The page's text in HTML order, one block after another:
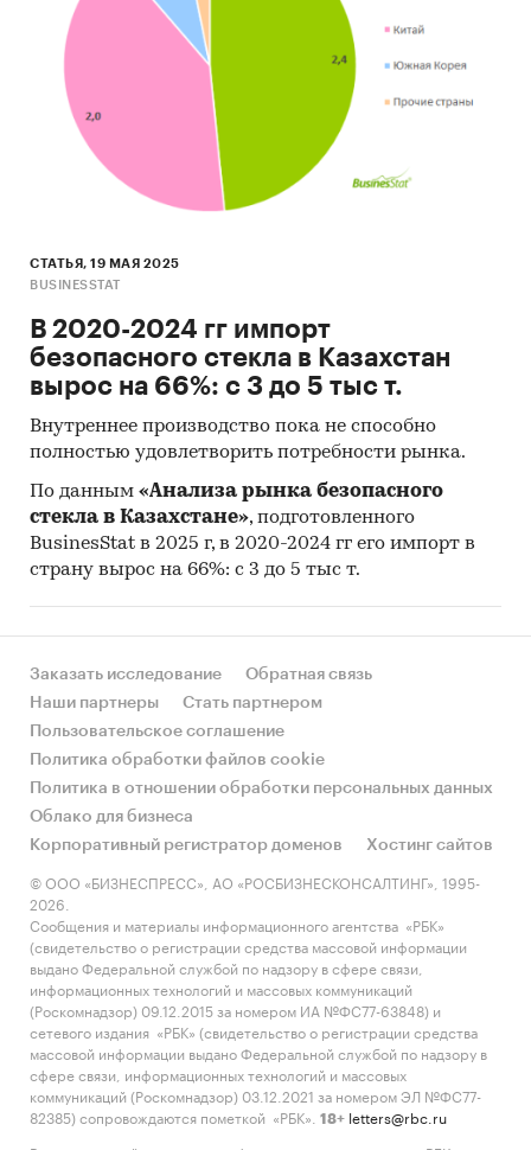
СТАТЬЯ, 19 МАЯ 2025
BUSINESSTAT
В 2020-2024 гг импорт
безопасного стекла в Казахстан
вырос на 66%: с 3 до 5 тыс т.
Внутреннее производство пока не способно
полностью удовлетворить потребности рынка.
По данным «Анализа рынка безопасного
стекла в Казахстане», подготовленного
BusinesStat в 2025 г, в 2020-2024 гг его импорт в
страну вырос на 66%: с 3 до 5 тыс т.
Заказать исследование
Обратная связь
Наши партнеры
Стать партнером
Пользовательское соглашение
Политика обработки файлов cookie
Политика в отношении обработки персональных данных
Облако для бизнеса
Корпоративный регистратор доменов
Хостинг сайтов
© ООО «БИЗНЕСПРЕСС», АО «РОСБИЗНЕСКОНСАЛТИНГ», 1995-
2026.
Сообщения и материалы информационного агентства «РБК»
(свидетельство о регистрации средства массовой информации
выдано Федеральной службой по надзору в сфере связи,
информационных технологий и массовых коммуникаций
(Роскомнадзор) 09.12.2015 за номером ИА №ФС77-63848) и
сетевого издания «РБК» (свидетельство о регистрации средства
массовой информации выдано Федеральной службой по надзору в
сфере связи, информационных технологий и массовых
коммуникаций (Роскомнадзор) 03.12.2021 за номером ЭЛ №ФС77-
82385) сопровождаются пометкой «РБК».
18+ letters@rbc.ru